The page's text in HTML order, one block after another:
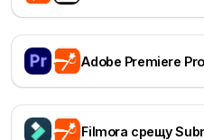
Adobe Premiere
Filmora срещу